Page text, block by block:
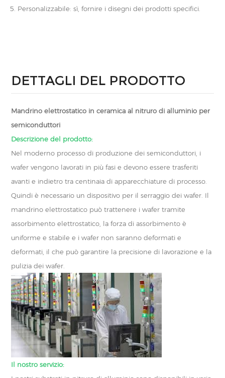
Personalizzabile: sì, fornire i disegni dei prodotti specifici.
DETTAGLI DEL PRODOTTO
Mandrino elettrostatico in ceramica al nitruro di alluminio per
semiconduttori
Descrizione del prodotto:
Nel moderno processo di produzione dei semiconduttori, i
wafer vengono lavorati in più fasi e devono essere trasferiti
avanti e indietro tra centinaia di apparecchiature di processo.
Quindi è necessario un dispositivo per il serraggio dei wafer. Il
mandrino elettrostatico può trattenere i wafer tramite
assorbimento elettrostatico, la forza di assorbimento è
uniforme e stabile e i wafer non saranno deformati e
deformati, il che può garantire la precisione di lavorazione e la
pulizia dei wafer.
Il nostro servizio: